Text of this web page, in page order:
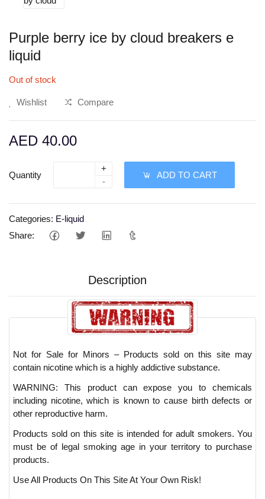
Purple berry ice by cloud breakers e
liquid
Out of stock
Wishlist Compare
AED 40.00
Quantity
+
-
ADD TO CART
Categories: E-liquid
Share:
Description
Not for Sale for Minors – Products sold on this site may
contain nicotine which is a highly addictive substance.
WARNING: This product can expose you to chemicals
including nicotine, which is known to cause birth defects or
other reproductive harm.
Products sold on this site is intended for adult smokers. You
must be of legal smoking age in your territory to purchase
products.
Use All Products On This Site At Your Own Risk!